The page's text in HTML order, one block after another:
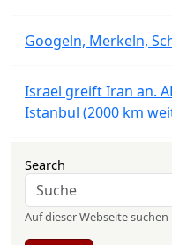
Googeln, Merkeln,
Israel greift Iran an.
Istanbul (2000 km
Search
Auf dieser Webseite suchen